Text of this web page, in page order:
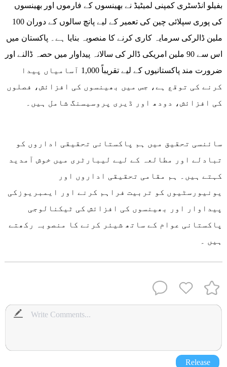
بفیلو انڈسٹری کمپنی لمیٹیڈ نے بھینسوں کے فارموں اور بھینسوں
کی پوری سپلائی چین کی تعمیر کے لیے پانچ سالوں کے دوران 100
ملین ڈالرکی سرمایہ کاری کرنے کا منصوبہ بنایا ہے۔ پاکستان میں
اس سے 90 ملین امریکی ڈالر کی سالانہ پیداوار میں حصہ ڈالنے اور
ضرورت مند پاکستانیوں کے لیے تقریباً 1,000 آسامیاں پیدا
کرنے کی توقع ہے، جس میں بھینسوں کی افزائش، فصلوں
کی افزائش، دودھ اور ڈیری پروسیسنگ شامل ہیں۔
تبادلے اور مطالعہ کے لیے لیبارٹری میں خوش آمدید
کہتے ہیں۔ ہم مقامی تحقیقی اداروں اور
یونیورسٹیوں کو تربیت فراہم کرنے اور ایمبریوزکی
پیداوار اور بھینسوں کی افزائش کی ٹیکنالوجی
پاکستانی عوام کے ساتھ شیئر کرنے کا منصوبہ رکھتے
ہیں ۔
Release